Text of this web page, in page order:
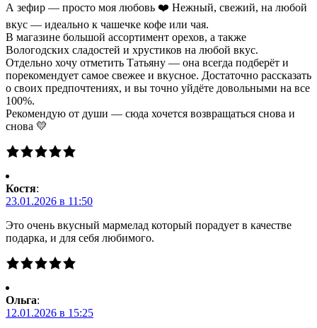
А зефир — просто моя любовь ❤️ Нежный, свежий, на любой
вкус — идеально к чашечке кофе или чая.
В магазине большой ассортимент орехов, а также
Вологодских сладостей и хрустиков на любой вкус.
Отдельно хочу отметить Татьяну — она всегда подберёт и
порекомендует самое свежее и вкусное. Достаточно рассказать
о своих предпочтениях, и вы точно уйдёте довольными на все
100%.
Рекомендую от души — сюда хочется возвращаться снова и
снова 💛
Костя:
23.01.2026 в 11:50
Это очень вкусный мармелад который порадует в качестве
подарка, и для себя любимого.
Ольга:
12.01.2026 в 15:25